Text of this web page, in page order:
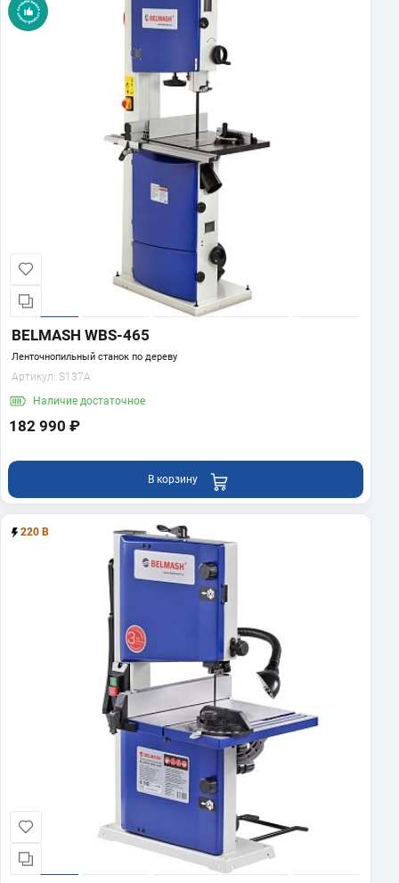
BELMASH WBS-465
Ленточнопильный станок по дереву
Артикул: S137A
Наличие достаточное
182 990 ₽
В корзину
220 В